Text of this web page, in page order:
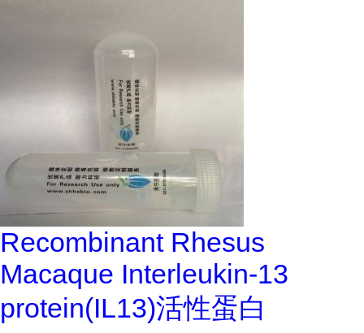
Recombinant Rhesus
Macaque Interleukin-13
protein(IL13)活性蛋白